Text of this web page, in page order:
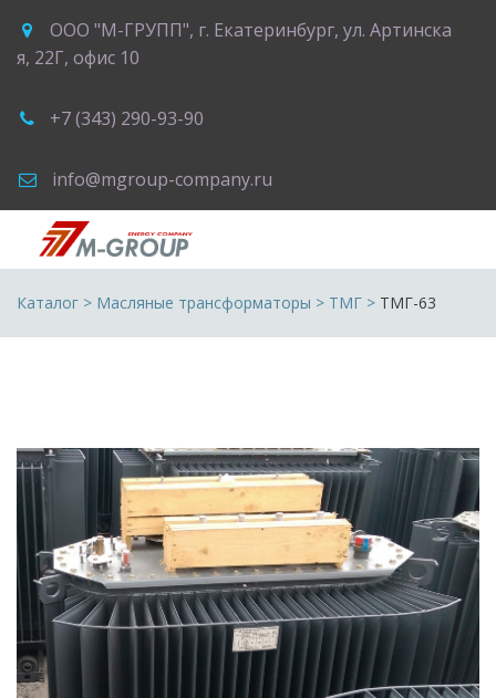
ООО "М-ГРУПП", г. Екатеринбург, ул. Артинска
я, 22Г, офис 10
+7 (343) 290-93-90
info@mgroup-company.ru
Каталог > Масляные трансформаторы > ТМГ > ТМГ-63